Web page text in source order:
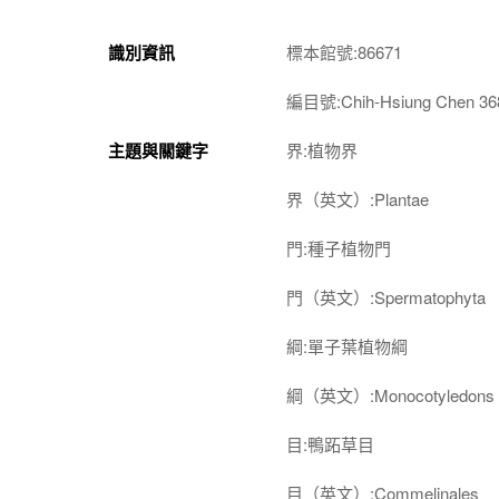
識別資訊 標本館號:86671
編目號:Chih-Hsiung Chen
主題與關鍵字 界:植物界
界（英文）:Plantae
門:種子植物門
門（英文）:Spermatophyta
綱:單子葉植物綱
綱（英文）:Monocotyledons
目:鴨跖草目
目（英文）:Commelinales